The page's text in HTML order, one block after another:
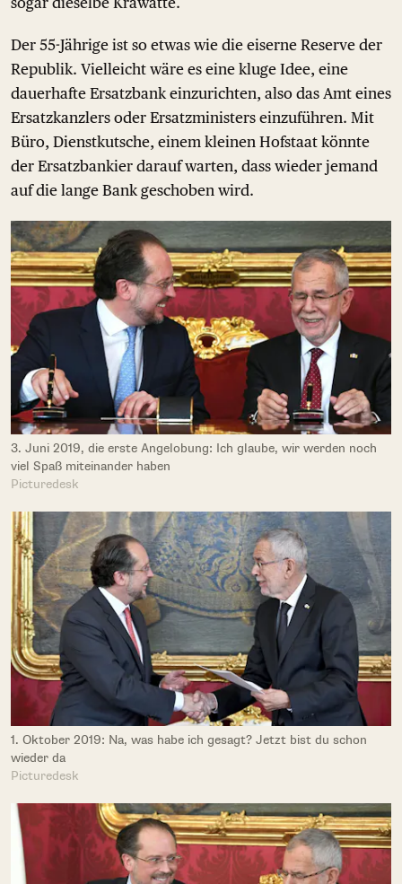
Der 55-Jährige ist so etwas wie die eiserne Reserve der
Republik. Vielleicht wäre es eine kluge Idee, eine
dauerhafte Ersatzbank einzurichten, also das Amt eines
Ersatzkanzlers oder Ersatzministers einzuführen. Mit
Büro, Dienstkutsche, einem kleinen Hofstaat könnte
der Ersatzbankier darauf warten, dass wieder jemand
auf die lange Bank geschoben wird.
3. Juni 2019, die erste Angelobung: Ich glaube, wir werden noch
viel Spaß miteinander haben
Picturedesk
1. Oktober 2019: Na, was habe ich gesagt? Jetzt bist du schon
wieder da
Picturedesk